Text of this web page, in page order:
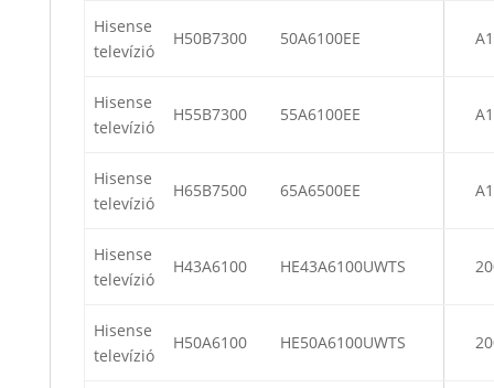
Hisense
televízió
H50B7300 50A6100EE
Hisense
televízió
H55B7300 55A6100EE
Hisense
televízió
H65B7500 65A6500EE
Hisense
televízió
H43A6100 HE43A6100UWTS
Hisense
televízió
H50A6100 HE50A6100UWTS